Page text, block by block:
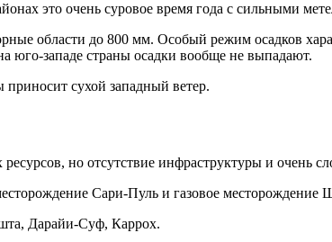
это очень суровое время года с сильными
области до 800 мм. Особый режим осадков
юго-западе страны осадки вообще не выпадают.
сухой западный ветер.
но отсутствие инфраструктуры и очень
Сари-Пуль и газовое месторождение
Дарайи-Суф, Каррох.